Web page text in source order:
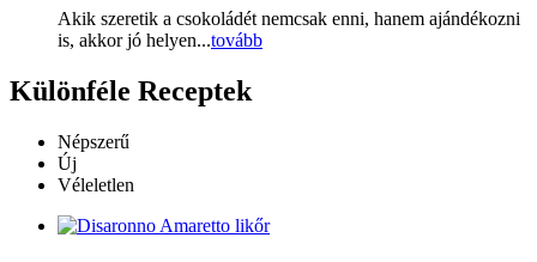
Akik szeretik a csokoládét nemcsak enni, hanem ajándékozni
is, akkor jó helyen...tovább
Különféle Receptek
Népszerű
Új
Véleletlen